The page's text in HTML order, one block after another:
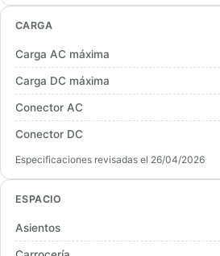
CARGA
Carga AC máxima
Carga DC máxima
Conector AC
Conector DC
Especificaciones revisadas el 26/04/2026
ESPACIO
Asientos